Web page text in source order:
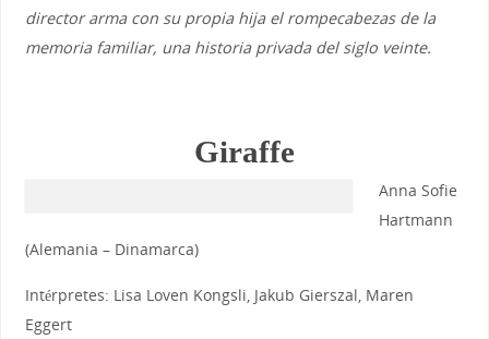
director arma con su propia hija el rompecabezas de la
memoria familiar, una historia privada del siglo veinte.
Giraffe
Anna Sofie
Hartmann
(Alemania – Dinamarca)
Intérpretes: Lisa Loven Kongsli, Jakub Gierszal, Maren
Eggert